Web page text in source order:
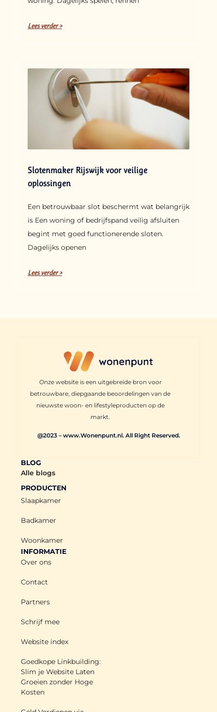
Lees verder >
Slotenmaker Rijswijk voor veilige
oplossingen
Een betrouwbaar slot beschermt wat belangrijk
is Een woning of bedrijfspand veilig afsluiten
begint met goed functionerende sloten.
Dagelijks openen
Lees verder >
Onze website is een uitgebreide bron voor
betrouwbare, diepgaande beoordelingen van de
nieuwste woon- en lifestyleproducten op de
markt.
@2023 – www.Wonenpunt.nl. All Right Reserved.
BLOG
Alle blogs
PRODUCTEN
Slaapkamer
Badkamer
Woonkamer
INFORMATIE
Over ons
Contact
Partners
Schrijf mee
Website index
Goedkope Linkbuilding:
Slim je Website Laten
Groeien zonder Hoge
Kosten